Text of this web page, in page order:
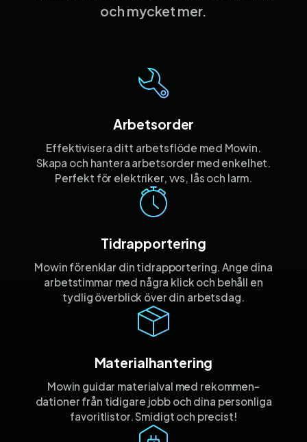
och mycket mer.
Arbetsorder
Effektivisera ditt arbetsflöde med Mowin.
Skapa och hantera arbetsorder med enkelhet.
Perfekt för elektriker, vvs, lås och larm.
Tidrapportering
Mowin förenklar din tidrapportering. Ange dina
arbetstimmar med några klick och behåll en
tydlig överblick över din arbetsdag.
Materialhantering
Mowin guidar materialval med rekommen­
dationer från tidigare jobb och dina personliga
favorit­listor. Smidigt och precist!